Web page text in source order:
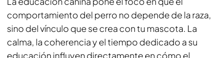
comportamiento del perro no depende de la raza,
sino del vínculo que se crea con tu mascota. La
calma, la coherencia y el tiempo dedicado a su
educación influyen directamente en cómo el